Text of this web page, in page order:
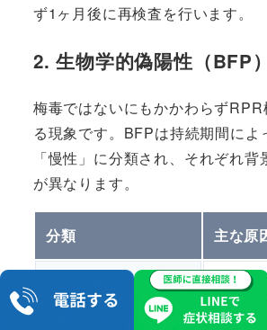
ず1ヶ月後に再検査を行います。
2. 生物学的偽陽性（BFP
梅毒ではないにもかかわらず
る現象です。BFPは持続期間によ
「慢性」に分類され、それぞれ
が異なります。
分類 主な原